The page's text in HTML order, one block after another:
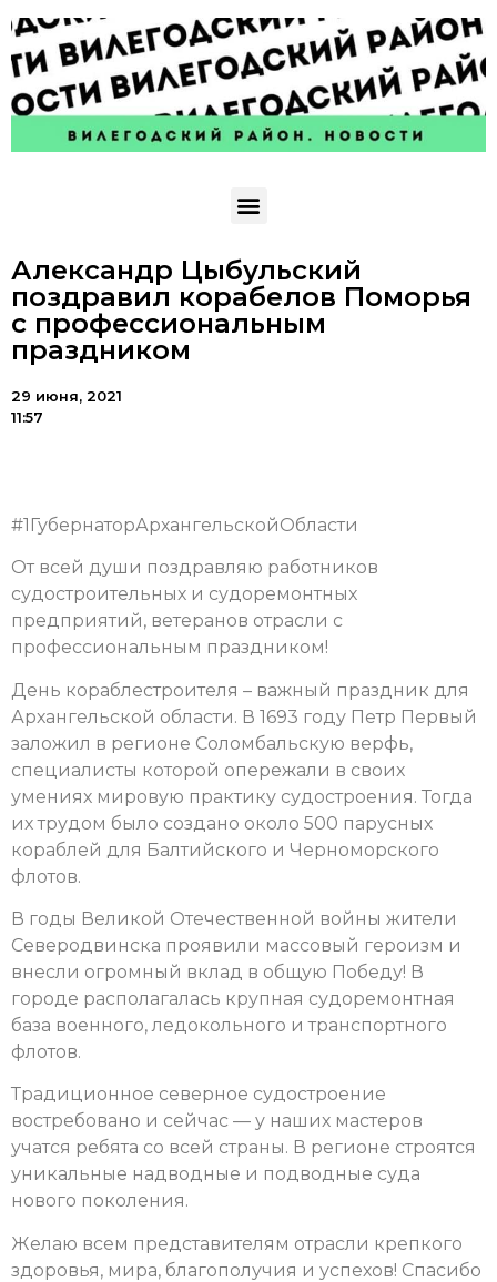
Александр Цыбульский
поздравил корабелов Поморья
с профессиональным
праздником
29 июня, 2021
11:57
#1ГубернаторАрхангельскойОбласти
От всей души поздравляю работников
судостроительных и судоремонтных
предприятий, ветеранов отрасли с
профессиональным праздником!
День кораблестроителя – важный праздник для
Архангельской области. В 1693 году Петр Первый
заложил в регионе Соломбальскую верфь,
специалисты которой опережали в своих
умениях мировую практику судостроения. Тогда
их трудом было создано около 500 парусных
кораблей для Балтийского и Черноморского
флотов.
В годы Великой Отечественной войны жители
Северодвинска проявили массовый героизм и
внесли огромный вклад в общую Победу! В
городе располагалась крупная судоремонтная
база военного, ледокольного и транспортного
флотов.
Традиционное северное судостроение
востребовано и сейчас — у наших мастеров
учатся ребята со всей страны. В регионе строятся
уникальные надводные и подводные суда
нового поколения.
Желаю всем представителям отрасли крепкого
здоровья, мира, благополучия и успехов! Спасибо